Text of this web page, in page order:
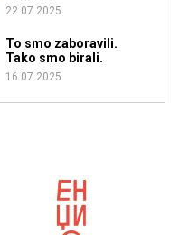
22.07.2025
To smo zaboravili.
Tako smo birali.
16.07.2025